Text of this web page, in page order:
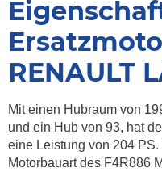
RENAULT
Mit einen Hubraum von
und ein Hub von 93, hat
eine Leistung von 204
Motorbauart des F4R886